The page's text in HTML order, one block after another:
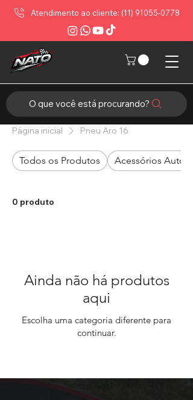
O que você está procurando?
Atendimento ao cliente: (11) 91055-0778
Página inicial Pneu Aro 16
Todos os Produtos Acessórios
0 produto
Ainda não há produtos
aqui
Escolha uma categoria diferente para
continuar.